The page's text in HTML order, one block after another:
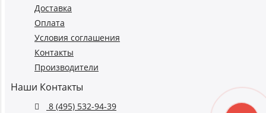
Доставка
Оплата
Условия соглашения
Контакты
Производители
Наши Контакты
8 (495) 532-94-39